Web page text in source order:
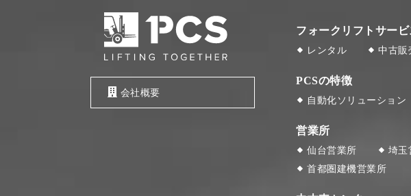
会社概要
フォークリフトサービ
レンタル 中古販
PCSの特徴
自動化ソリューション
営業所
仙台営業所 埼玉
首都圏建機営業所